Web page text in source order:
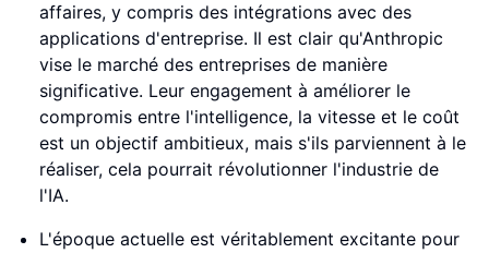
affaires, y compris des intégrations avec des
applications d'entreprise. Il est clair qu'Anthropic
vise le marché des entreprises de manière
significative. Leur engagement à améliorer le
compromis entre l'intelligence, la vitesse et le coût
est un objectif ambitieux, mais s'ils parviennent à le
réaliser, cela pourrait révolutionner l'industrie de
l'IA.
L'époque actuelle est véritablement excitante pour